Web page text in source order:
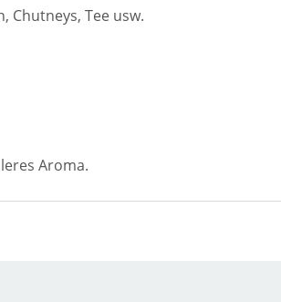
Chutneys, Tee usw.
Aroma.